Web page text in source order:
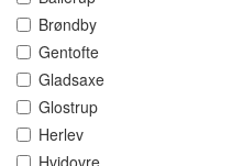
Brøndby
Gentofte
Gladsaxe
Glostrup
Herlev